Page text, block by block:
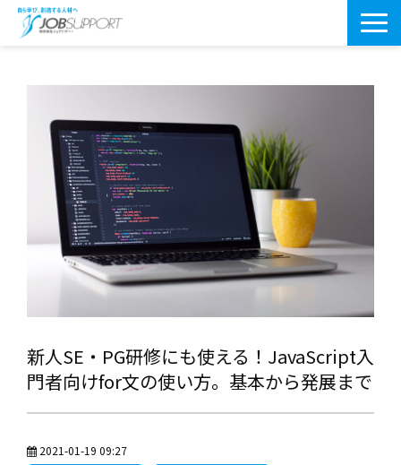
お役立ちブログ
会社案内・アクセス
新人SE・PG研修にも使える！JavaScript入
門者向けfor文の使い方。基本から発展まで
2021-01-19 09:27